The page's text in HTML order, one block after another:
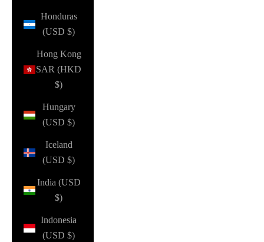
Honduras
(USD $)
Hong Kong
SAR (HKD
$)
Hungary
(USD $)
Iceland
(USD $)
India (USD
$)
Indonesia
(USD $)